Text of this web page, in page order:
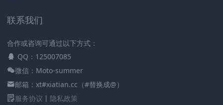
联系我们
合作或咨询可通过以下方式：
QQ：125007085
微信：Moto-summer
邮箱：xt#xiatian.cc（#替换成@）
服务协议 丨 隐私政策